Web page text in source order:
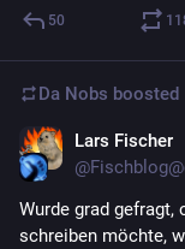
50
Da Nobs boosted
Lars Fischer
Wurde grad gefragt,
schreiben möchte,